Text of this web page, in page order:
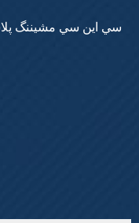
سي اين سي مشيننگ